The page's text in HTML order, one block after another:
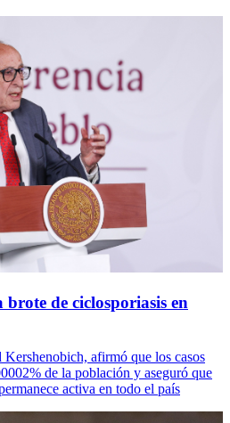
de ciclosporiasis en
afirmó que los casos
de la población y aseguró que
activa en todo el país